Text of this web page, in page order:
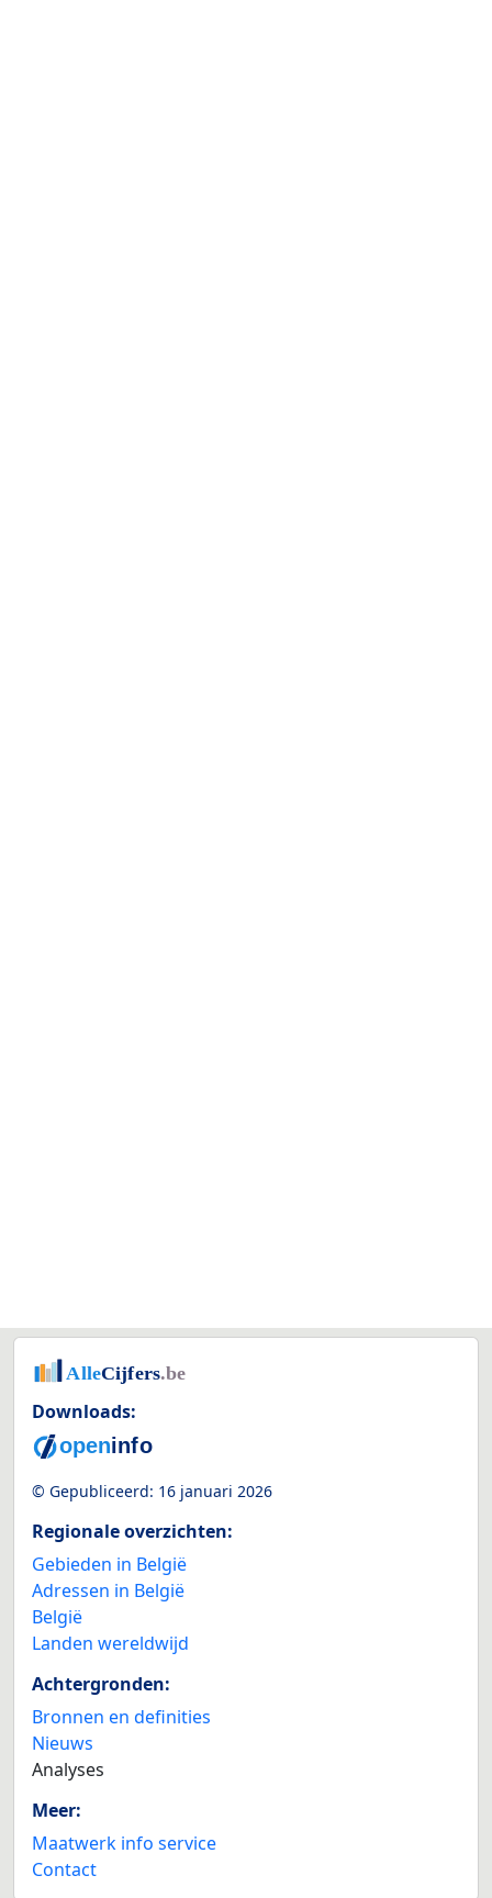
Downloads:
© Gepubliceerd: 16 januari 2026
Regionale overzichten:
Gebieden in België
Adressen in België
België
Landen wereldwijd
Achtergronden:
Bronnen en definities
Nieuws
Analyses
Meer:
Maatwerk info service
Contact